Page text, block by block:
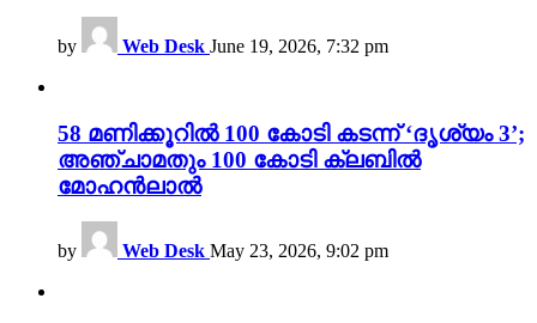
by Web Desk June 19, 2026, 7:32 pm
58 മണിക്കൂറിൽ 100 കോടി കടന്ന് ‘ദൃശ്യം 3’;
അഞ്ചാമതും 100 കോടി ക്ലബിൽ
മോഹൻലാൽ
by Web Desk May 23, 2026, 9:02 pm